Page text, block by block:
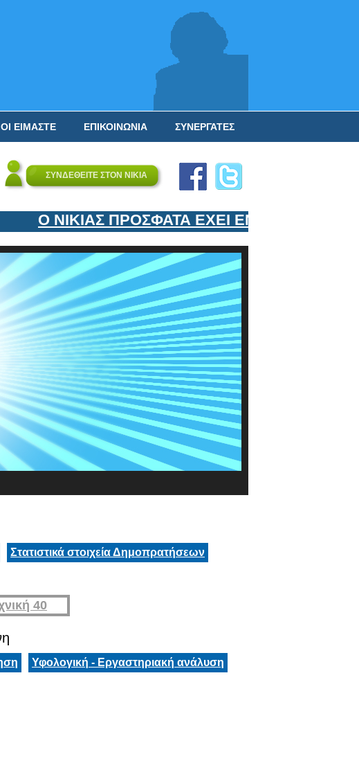
ΣΥΝΕΡΓΑΤΕΣ
ΕΠΙΚΟΙΝΩΝΙΑ
ΕΙΜΑΣΤΕ
ΣΥΝΔΕΘΕΙΤΕ ΣΤΟΝ ΝΙΚΙΑ
Ο ΝΙΚΙΑΣ ΠΡΟΣΦΑΤΑ ΕΧΕΙ ΕΝΤΑΞΕΙ ΣΤΟΝ
Στατιστικά στοιχεία Δημοπρατήσεων
40
Υφολογική - Εργαστηριακή ανάλυση